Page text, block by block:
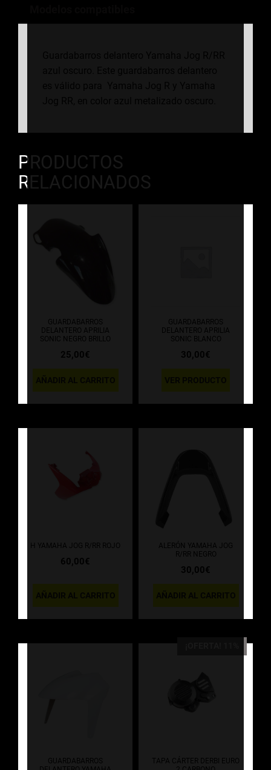
PRODUCTOS
RELACIONADOS
GUARDABARROS
DELANTERO APRILIA
SONIC NEGRO BRILLO
25,00€
GUARDABARROS
DELANTERO APRILIA
SONIC BLANCO
30,00€
H YAMAHA JOG R/RR ROJO
60,00€
ALERÓN YAMAHA JOG
R/RR NEGRO
30,00€
GUARDABARROS
TAPA CÁRTER DERBI EURO